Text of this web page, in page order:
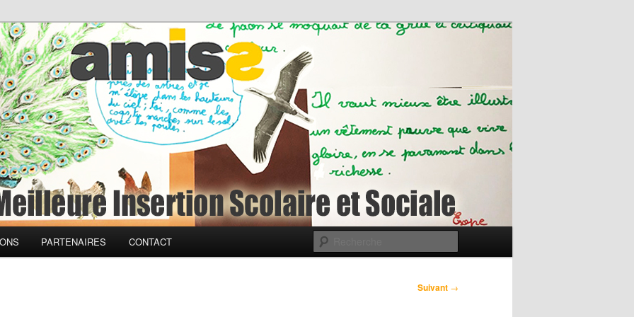
une Meilleure Insertion
PARTENAIRES CONTACT
Suivant →